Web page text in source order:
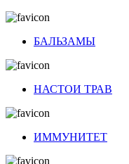
БАЛЬЗАМЫ
НАСТОИ ТРАВ
ИММУНИТЕТ